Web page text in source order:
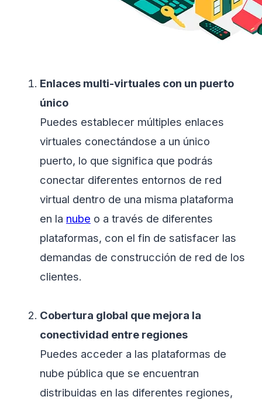
Enlaces multi-virtuales con un puerto
único
Puedes establecer múltiples enlaces
virtuales conectándose a un único
puerto, lo que significa que podrás
conectar diferentes entornos de red
virtual dentro de una misma plataforma
en la nube o a través de diferentes
plataformas, con el fin de satisfacer las
demandas de construcción de red de los
clientes.
Cobertura global que mejora la
conectividad entre regiones
Puedes acceder a las plataformas de
nube pública que se encuentran
distribuidas en las diferentes regiones,